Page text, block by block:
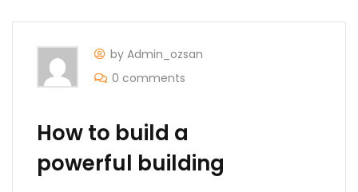
by Admin_ozsan
0 comments
How to build a
powerful building